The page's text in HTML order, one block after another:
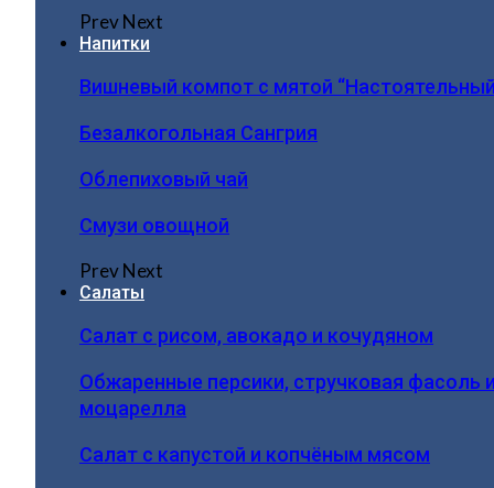
PrevNext
Напитки
Вишневый компот с мятой
Безалкогольная Сангрия
Облепиховый чай
Смузи овощной
PrevNext
Салаты
Салат с рисом, авокадо и кочудяном
Обжаренные персики, стручковая фасоль
моцарелла
Салат с капустой и копчёным мясом